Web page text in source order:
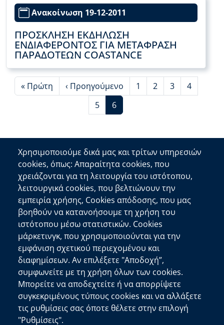
Ανακοίνωση 19-12-2011
ΠΡΟΣΚΛΗΣΗ ΕΚΔΗΛΩΣΗ
ΕΝΔΙΑΦΕΡΟΝΤΟΣ ΓΙΑ ΜΕΤΑΦΡΑΣΗ
ΠΑΡΑΔOΤΕΩΝ COASTANCE
First page
« Πρώτη Προηγούμενη σελίδα
‹ Προηγούμενο Page
1 Page
2 Page
3 Page
4
Page
5 Τρέχουσα σελίδα
6
Επικοινωνία
Αποκεντρωμένη Διοίκηση Κρήτης
Πλατεία Κουντουριώτη 71202 Ηράκλειο
Επικοινωνήστε μαζί μας
Χρήσιμοι Σύνδεσμοι
Ελληνική Κυβέρνηση
Ευρωπαϊκή Επιτροπή
Πληροφορίες Ιστότοπου
Διαύγεια
Δήλωση Προσβασιμότητας
Χρησιμοποιούμε δικά μας και τρίτων υπηρεσιών
cookies, όπως: Απαραίτητα cookies, που
χρειάζονται για τη λειτουργία του ιστότοπου,
λειτουργικά cookies, που βελτιώνουν την
εμπειρία χρήσης, Cookies απόδοσης, που μας
βοηθούν να κατανοήσουμε τη χρήση του
ιστότοπου μέσω στατιστικών. Cookies
μάρκετινγκ, που χρησιμοποιούνται για την
εμφάνιση σχετικού περιεχομένου και
διαφημίσεων. Αν επιλέξετε "Αποδοχή”,
συμφωνείτε με τη χρήση όλων των cookies.
Μπορείτε να αποδεχτείτε ή να απορρίψετε
συγκεκριμένους τύπους cookies και να αλλάξετε
τις ρυθμίσεις σας όποτε θέλετε στην επιλογή
"Ρυθμίσεις".